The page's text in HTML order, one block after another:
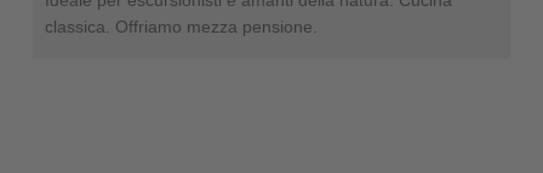
classica. Offriamo mezza pensione.